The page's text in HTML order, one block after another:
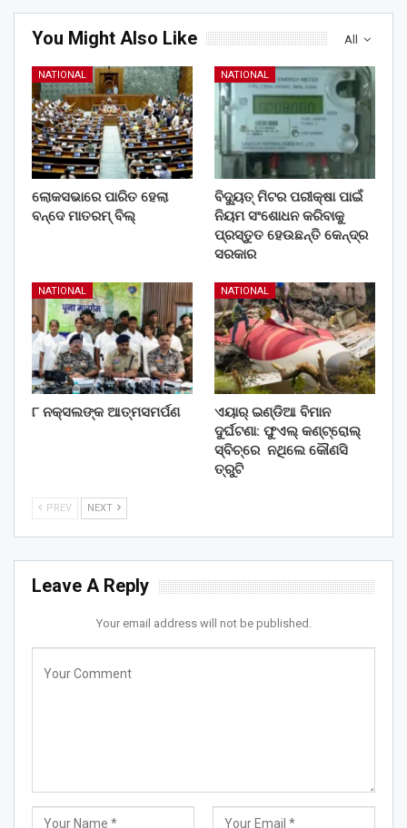
All
You Might Also Like
NATIONAL
ଲୋକସଭାରେ ପାରିତ ହେଲା
ବନ୍ଦେ ମାତରମ୍‌ ବିଲ୍‌
NATIONAL
ବିଦ୍ୟୁତ୍ ମିଟର ପରୀକ୍ଷା ପାଇଁ
ନିୟମ ସଂଶୋଧନ କରିବାକୁ
ପ୍ରସ୍ତୁତ ହେଉଛନ୍ତି କେନ୍ଦ୍ର
ସରକାର
NATIONAL
୮ ନକ୍ସଲଙ୍କ ଆତ୍ମସମର୍ପଣ
NATIONAL
ଏୟାର୍ ଇଣ୍ଡିଆ ବିମାନ
ଦୁର୍ଘଟଣା: ଫୁଏଲ୍‌ କଣ୍ଟ୍ରୋଲ୍‌
ସ୍ବିଚ୍‌ରେ ନଥିଲେ କୌଣସି
ତ୍ରୁଟି
PREV NEXT
Leave A Reply
Your email address will not be published.